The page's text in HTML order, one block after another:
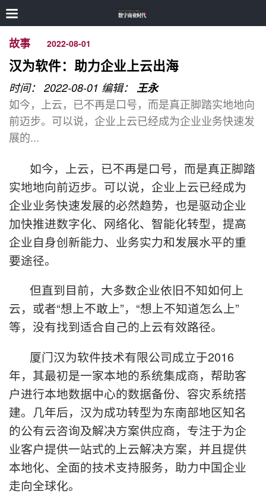
故事 2022-08-01
汉为软件：助力企业上云出海
时间： 2022-08-01 编辑： 王永
如今，上云，已不再是口号，而是真正脚踏实地地向
前迈步。可以说，企业上云已经成为企业业务快速发
展的...
如今，上云，已不再是口号，而是真正脚踏
实地地向前迈步。可以说，企业上云已经成为
企业业务快速发展的必然趋势，也是驱动企业
加快推进数字化、网络化、智能化转型，提高
企业自身创新能力、业务实力和发展水平的重
要途径。
但直到目前，大多数企业依旧不知如何上
云，或者“想上不敢上”，“想上不知道怎么上”
等，没有找到适合自己的上云有效路径。
厦门汉为软件技术有限公司成立于2016
年，其最初是一家本地的系统集成商，帮助客
户进行本地数据中心的数据备份、容灾系统搭
建。几年后，汉为成功转型为东南部地区知名
的公有云咨询及解决方案供应商，专注于为企
业客户提供一站式的上云解决方案，并且提供
本地化、全面的技术支持服务，助力中国企业
走向全球化。